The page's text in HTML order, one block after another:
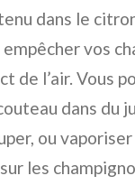
dans le
vos
de l’air. Vous
dans du
ou
les